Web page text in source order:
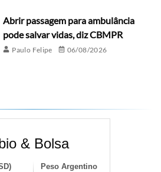
Abrir passagem para ambulância
pode salvar vidas, diz CBMPR
Paulo Felipe 06/08/2026
& Bolsa
Peso Argentino